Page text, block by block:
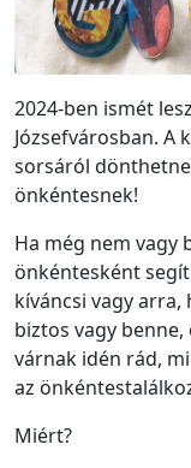
2024-ben ismét
Józsefvárosban.
sorsáról
önkéntesnek!
Ha még nem vagy
önkéntesként
kíváncsi vagy
biztos vagy
várnak idén rád,
az
Miért?